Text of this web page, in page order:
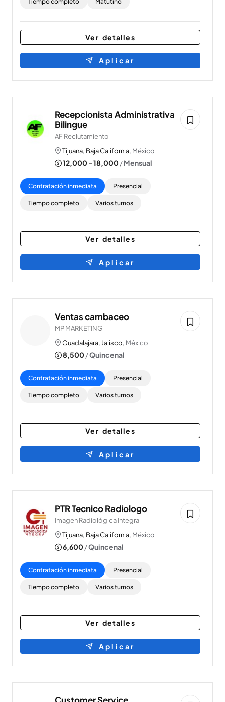
Ver detalles
Aplicar
Recepcionista Administrativa
Bilingue
AF Reclutamiento
Tijuana, Baja California, México
12,000 - 18,000/Mensual
Contratación inmediata Presencial
Tiempo completo Varios turnos
Ver detalles
Aplicar
Ventas cambaceo
MP MARKETING
Guadalajara, Jalisco, México
8,500/Quincenal
Contratación inmediata Presencial
Tiempo completo Varios turnos
Ver detalles
Aplicar
PTR Tecnico Radiologo
Imagen Radiológica Integral
Tijuana, Baja California, México
6,600/Quincenal
Contratación inmediata Presencial
Tiempo completo Varios turnos
Ver detalles
Aplicar